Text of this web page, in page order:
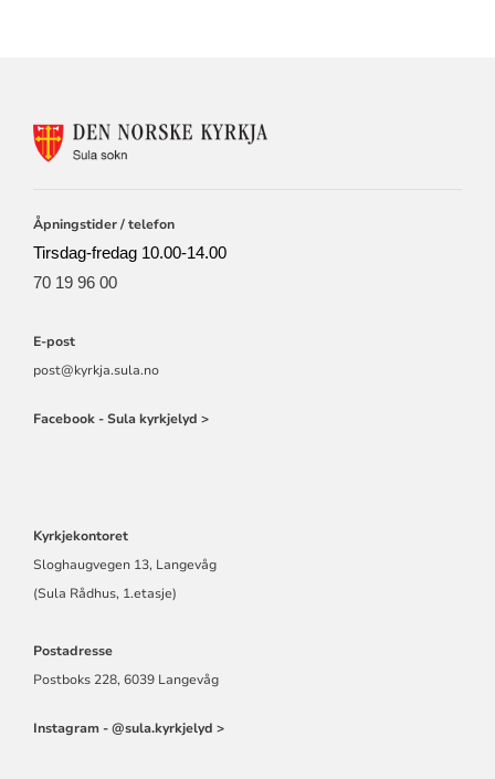
Åpningstider / telefon
Tirsdag-fredag 10.00-14.00
70 19 96 00
E-post
post@kyrkja.sula.no
Facebook - Sula kyrkjelyd >
Kyrkjekontoret
Sloghaugvegen 13, Langevåg
(Sula Rådhus, 1.etasje)
Postadresse
Postboks 228, 6039 Langevåg
Instagram - @sula.kyrkjelyd >